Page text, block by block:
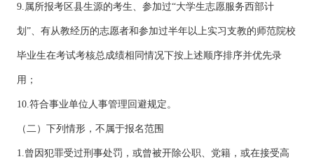
9.属所报考区县生源的考生、参加过“大学生志愿服务西部计
划”、有从教经历的志愿者和参加过半年以上实习支教的师范院校
毕业生在考试考核总成绩相同情况下按上述顺序排序并优先录
用；
10.符合事业单位人事管理回避规定。
（二）下列情形，不属于报名范围
1.曾因犯罪受过刑事处罚，或曾被开除公职、党籍，或在接受高